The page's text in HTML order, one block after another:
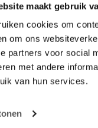
maakt gebruik
cookies om
om ons
partners voor social
met andere
van hun services.